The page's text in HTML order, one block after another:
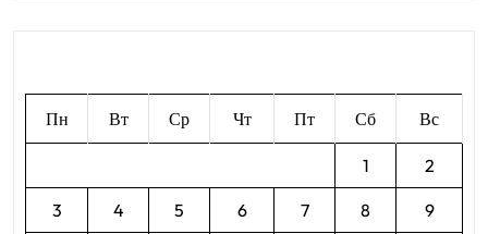
Пн Вт Ср Чт Пт Сб Вс
1 2
3 4 5 6 7 8 9